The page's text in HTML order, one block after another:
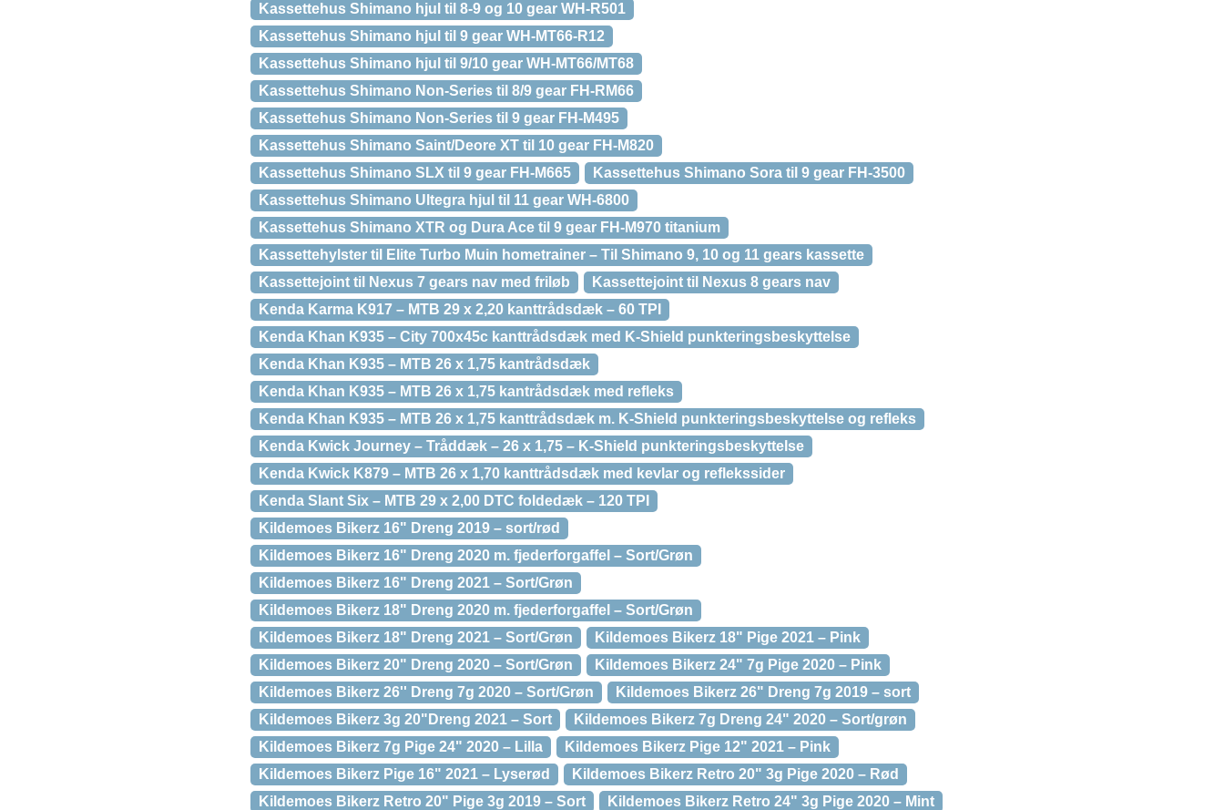
Kassettehus Shimano hjul til 8-9 og 10 gear WH-R501
Kassettehus Shimano hjul til 9 gear WH-MT66-R12
Kassettehus Shimano hjul til 9/10 gear WH-MT66/MT68
Kassettehus Shimano Non-Series til 8/9 gear FH-RM66
Kassettehus Shimano Non-Series til 9 gear FH-M495
Kassettehus Shimano Saint/Deore XT til 10 gear FH-M820
Kassettehus Shimano SLX til 9 gear FH-M665
Kassettehus Shimano Sora til 9 gear FH-3500
Kassettehus Shimano Ultegra hjul til 11 gear WH-6800
Kassettehus Shimano XTR og Dura Ace til 9 gear FH-M970 titanium
Kassettehylster til Elite Turbo Muin hometrainer – Til Shimano 9, 10 og 11 gears kassette
Kassettejoint til Nexus 7 gears nav med friløb
Kassettejoint til Nexus 8 gears nav
Kenda Karma K917 – MTB 29 x 2,20 kanttrådsdæk – 60 TPI
Kenda Khan K935 – City 700x45c kanttrådsdæk med K-Shield punkteringsbeskyttelse
Kenda Khan K935 – MTB 26 x 1,75 kantrådsdæk
Kenda Khan K935 – MTB 26 x 1,75 kantrådsdæk med refleks
Kenda Khan K935 – MTB 26 x 1,75 kanttrådsdæk m. K-Shield punkteringsbeskyttelse og refleks
Kenda Kwick Journey – Tråddæk – 26 x 1,75 – K-Shield punkteringsbeskyttelse
Kenda Kwick K879 – MTB 26 x 1,70 kanttrådsdæk med kevlar og reflekssider
Kenda Slant Six – MTB 29 x 2,00 DTC foldedæk – 120 TPI
Kildemoes Bikerz 16" Dreng 2019 – sort/rød
Kildemoes Bikerz 16" Dreng 2020 m. fjederforgaffel – Sort/Grøn
Kildemoes Bikerz 16" Dreng 2021 – Sort/Grøn
Kildemoes Bikerz 18" Dreng 2020 m. fjederforgaffel – Sort/Grøn
Kildemoes Bikerz 18" Dreng 2021 – Sort/Grøn
Kildemoes Bikerz 18" Pige 2021 – Pink
Kildemoes Bikerz 20" Dreng 2020 – Sort/Grøn
Kildemoes Bikerz 24" 7g Pige 2020 – Pink
Kildemoes Bikerz 26'' Dreng 7g 2020 – Sort/Grøn
Kildemoes Bikerz 26" Dreng 7g 2019 – sort
Kildemoes Bikerz 3g 20"Dreng 2021 – Sort
Kildemoes Bikerz 7g Dreng 24" 2020 – Sort/grøn
Kildemoes Bikerz 7g Pige 24" 2020 – Lilla
Kildemoes Bikerz Pige 12" 2021 – Pink
Kildemoes Bikerz Pige 16" 2021 – Lyserød
Kildemoes Bikerz Retro 20" 3g Pige 2020 – Rød
Kildemoes Bikerz Retro 20" Pige 3g 2019 – Sort
Kildemoes Bikerz Retro 24" 3g Pige 2020 – Mint